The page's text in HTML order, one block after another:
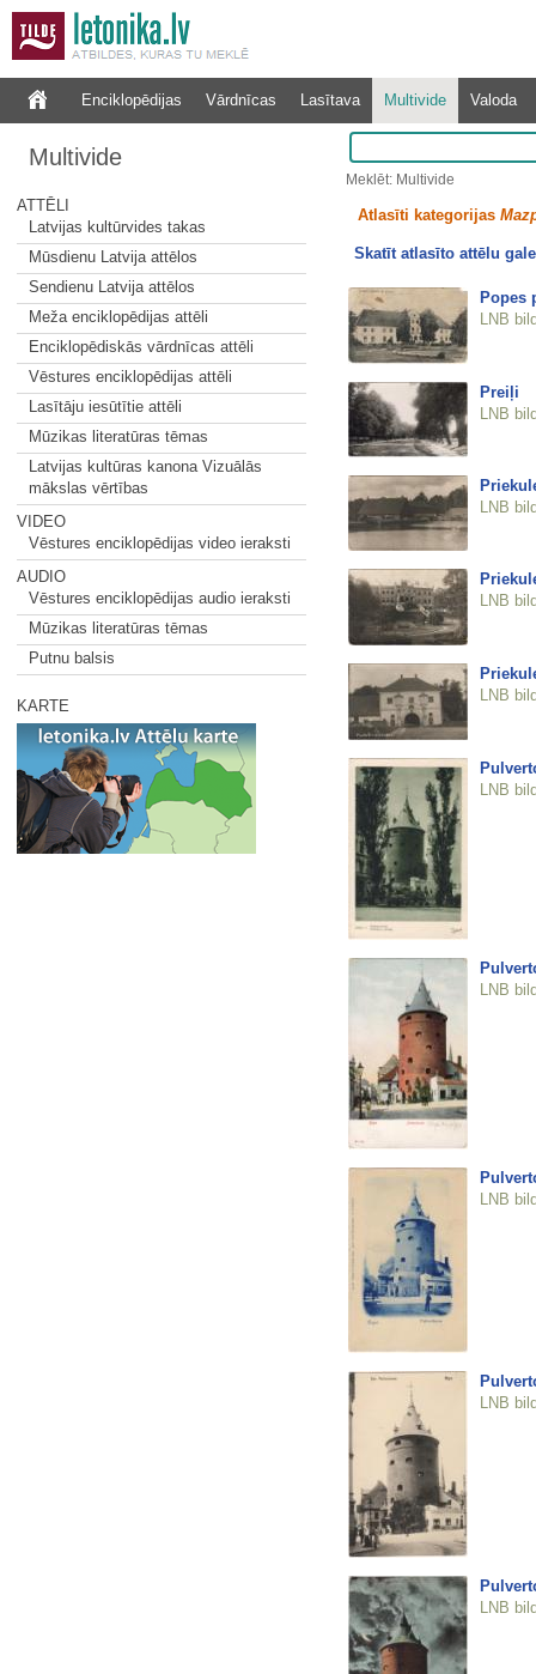
Enciklopēdijas Vārdnīcas Lasītava Multivide Valoda
Multivide
ATTĒLI
Latvijas kultūrvides takas
Mūsdienu Latvija attēlos
Sendienu Latvija attēlos
Meža enciklopēdijas attēli
Enciklopēdiskās vārdnīcas attēli
Vēstures enciklopēdijas attēli
Lasītāju iesūtītie attēli
Mūzikas literatūras tēmas
Latvijas kultūras kanona Vizuālās
mākslas vērtības
VIDEO
Vēstures enciklopēdijas video ieraksti
AUDIO
Vēstures enciklopēdijas audio ieraksti
Mūzikas literatūras tēmas
Putnu balsis
KARTE
Meklēt: Multivide
Atlasīti kategorijas
Skatīt atlasīto attēlu
Popes
LNB
Preiļi
LNB
LNB
LNB
LNB
LNB
LNB
LNB
LNB
LNB